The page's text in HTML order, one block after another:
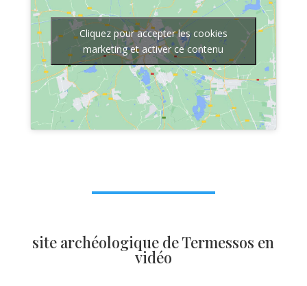
Cliquez pour accepter les cookies
marketing et activer ce contenu
site archéologique de Termessos en
vidéo